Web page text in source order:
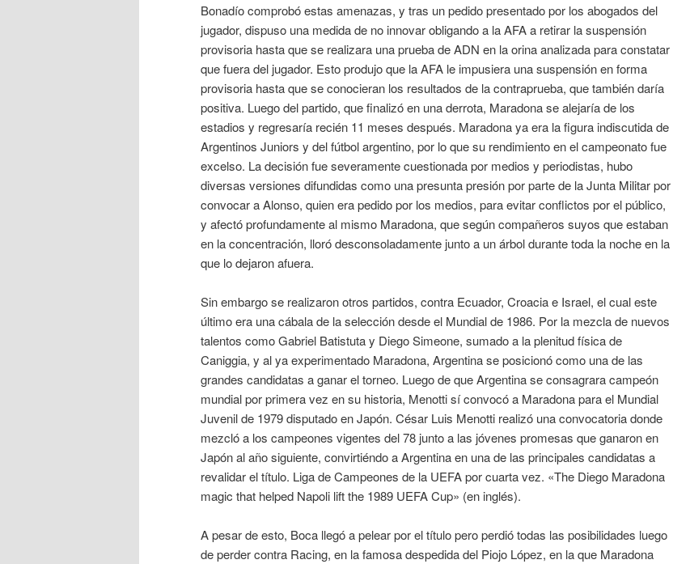
Bonadío comprobó estas amenazas, y tras un pedido presentado por los abogados del
jugador, dispuso una medida de no innovar obligando a la AFA a retirar la suspensión
provisoria hasta que se realizara una prueba de ADN en la orina analizada para constatar
que fuera del jugador. Esto produjo que la AFA le impusiera una suspensión en forma
provisoria hasta que se conocieran los resultados de la contraprueba, que también daría
positiva. Luego del partido, que finalizó en una derrota, Maradona se alejaría de los
estadios y regresaría recién 11 meses después. Maradona ya era la figura indiscutida de
Argentinos Juniors y del fútbol argentino, por lo que su rendimiento en el campeonato fue
excelso. La decisión fue severamente cuestionada por medios y periodistas, hubo
diversas versiones difundidas como una presunta presión por parte de la Junta Militar por
convocar a Alonso, quien era pedido por los medios, para evitar conflictos por el público,
y afectó profundamente al mismo Maradona, que según compañeros suyos que estaban
en la concentración, lloró desconsoladamente junto a un árbol durante toda la noche en la
que lo dejaron afuera.
Sin embargo se realizaron otros partidos, contra Ecuador, Croacia e Israel, el cual este
último era una cábala de la selección desde el Mundial de 1986. Por la mezcla de nuevos
talentos como Gabriel Batistuta y Diego Simeone, sumado a la plenitud física de
Caniggia, y al ya experimentado Maradona, Argentina se posicionó como una de las
grandes candidatas a ganar el torneo. Luego de que Argentina se consagrara campeón
mundial por primera vez en su historia, Menotti sí convocó a Maradona para el Mundial
Juvenil de 1979 disputado en Japón. César Luis Menotti realizó una convocatoria donde
mezcló a los campeones vigentes del 78 junto a las jóvenes promesas que ganaron en
Japón al año siguiente, convirtiéndo a Argentina en una de las principales candidatas a
revalidar el título. Liga de Campeones de la UEFA por cuarta vez. «The Diego Maradona
magic that helped Napoli lift the 1989 UEFA Cup» (en inglés).
A pesar de esto, Boca llegó a pelear por el título pero perdió todas las posibilidades luego
de perder contra Racing, en la famosa despedida del Piojo López, en la que Maradona